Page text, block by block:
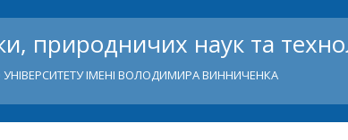
природничих наук та
ІМЕНІ ВОЛОДИМИРА ВИННИЧЕНКА